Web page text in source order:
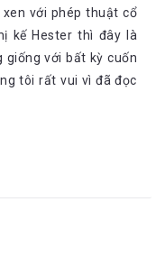
với phép thuật cổ
kế Hester thì đây là
giống với bất kỳ cuốn
tôi rất vui vì đã đọc